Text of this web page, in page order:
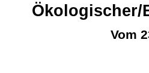
Ökologischer/
Vom